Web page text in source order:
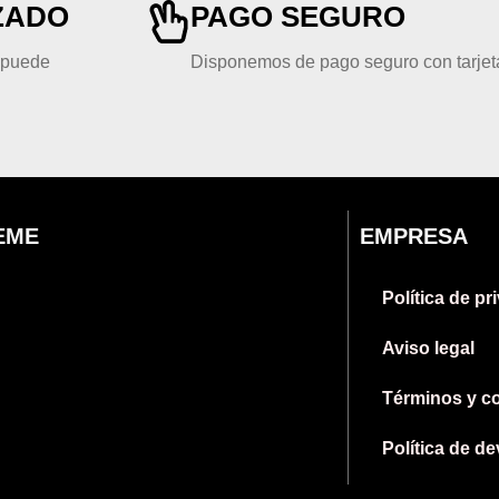
PAGO SEGURO
Disponemos de pago seguro con
EMPRESA
Política de
Aviso legal
Términos y
Política de